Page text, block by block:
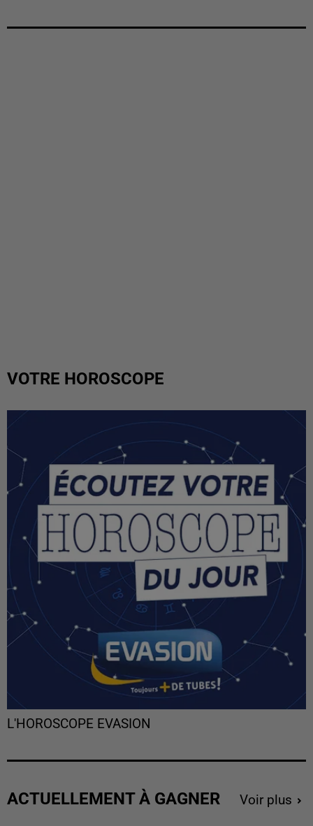
VOTRE HOROSCOPE
L'HOROSCOPE EVASION
ACTUELLEMENT À GAGNER Voir plus